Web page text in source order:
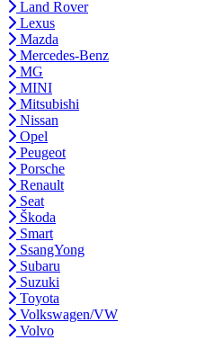
Land Rover
Lexus
Mazda
Mercedes-Benz
MG
MINI
Mitsubishi
Nissan
Opel
Peugeot
Porsche
Renault
Seat
Škoda
Smart
SsangYong
Subaru
Suzuki
Toyota
Volkswagen/VW
Volvo